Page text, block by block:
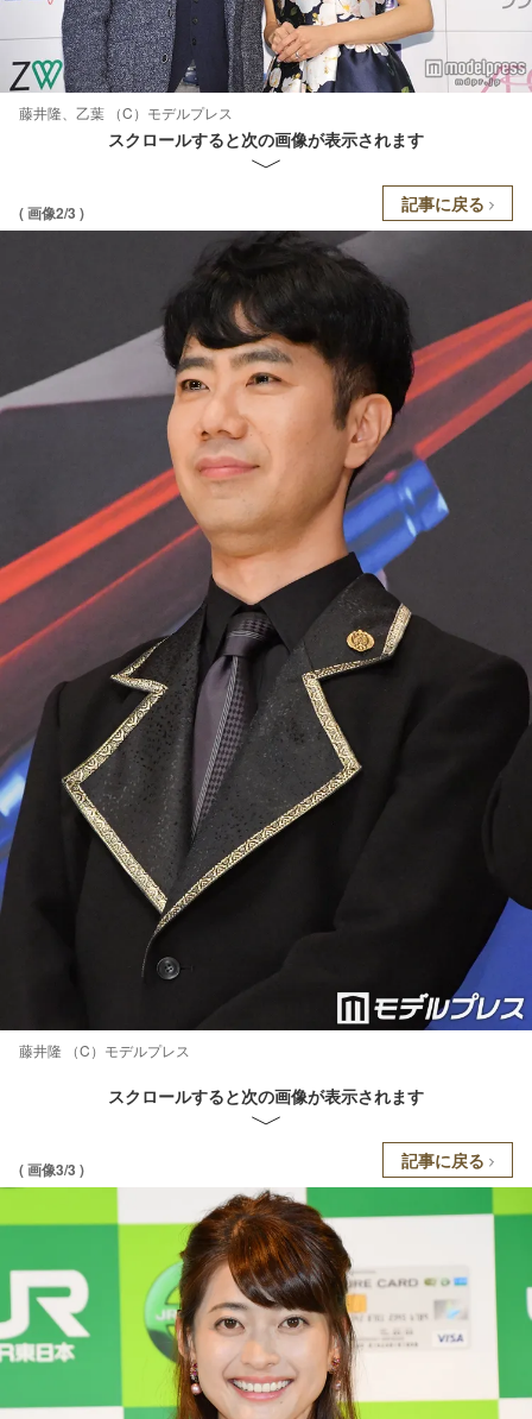
藤井隆、乙葉 （C）モデルプレス
スクロールすると次の画像が表示されます
( 画像2/3 ) 記事に戻る
藤井隆 （C）モデルプレス
スクロールすると次の画像が表示されます
( 画像3/3 ) 記事に戻る